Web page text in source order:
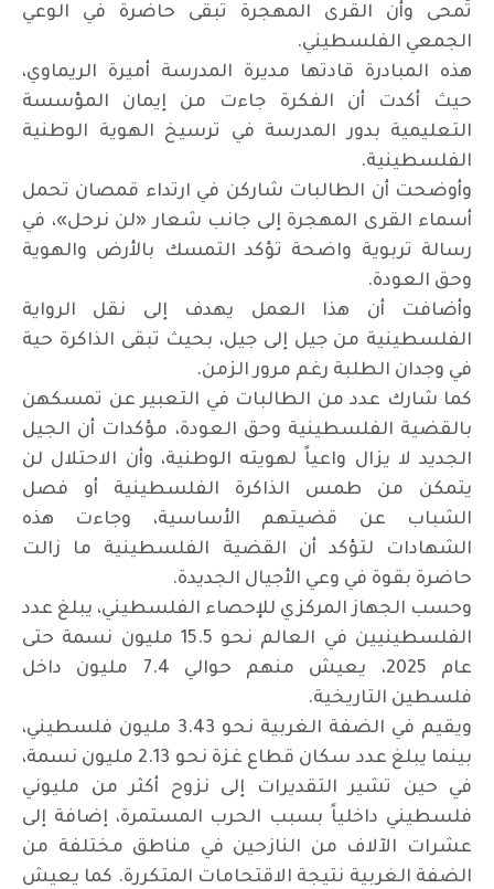
تُمحى وأن القرى المهجرة تبقى حاضرة في الوعي
الجمعي الفلسطيني.
هذه المبادرة قادتها مديرة المدرسة أميرة الريماوي،
حيث أكدت أن الفكرة جاءت من إيمان المؤسسة
التعليمية بدور المدرسة في ترسيخ الهوية الوطنية
الفلسطينية.
وأوضحت أن الطالبات شاركن في ارتداء قمصان تحمل
أسماء القرى المهجرة إلى جانب شعار «لن نرحل»، في
رسالة تربوية واضحة تؤكد التمسك بالأرض والهوية
وحق العودة.
وأضافت أن هذا العمل يهدف إلى نقل الرواية
الفلسطينية من جيل إلى جيل، بحيث تبقى الذاكرة حية
في وجدان الطلبة رغم مرور الزمن.
كما شارك عدد من الطالبات في التعبير عن تمسكهن
بالقضية الفلسطينية وحق العودة، مؤكدات أن الجيل
الجديد لا يزال واعياً لهويته الوطنية، وأن الاحتلال لن
يتمكن من طمس الذاكرة الفلسطينية أو فصل
الشباب عن قضيتهم الأساسية، وجاءت هذه
الشهادات لتؤكد أن القضية الفلسطينية ما زالت
حاضرة بقوة في وعي الأجيال الجديدة.
وحسب الجهاز المركزي للإحصاء الفلسطيني، يبلغ عدد
الفلسطينيين في العالم نحو 15.5 مليون نسمة حتى
عام 2025، يعيش منهم حوالي 7.4 مليون داخل
فلسطين التاريخية.
ويقيم في الضفة الغربية نحو 3.43 مليون فلسطيني،
بينما يبلغ عدد سكان قطاع غزة نحو 2.13 مليون نسمة،
في حين تشير التقديرات إلى نزوح أكثر من مليوني
فلسطيني داخلياً بسبب الحرب المستمرة، إضافة إلى
عشرات الآلاف من النازحين في مناطق مختلفة من
الضفة الغربية نتيجة الاقتحامات المتكررة. كما يعيش